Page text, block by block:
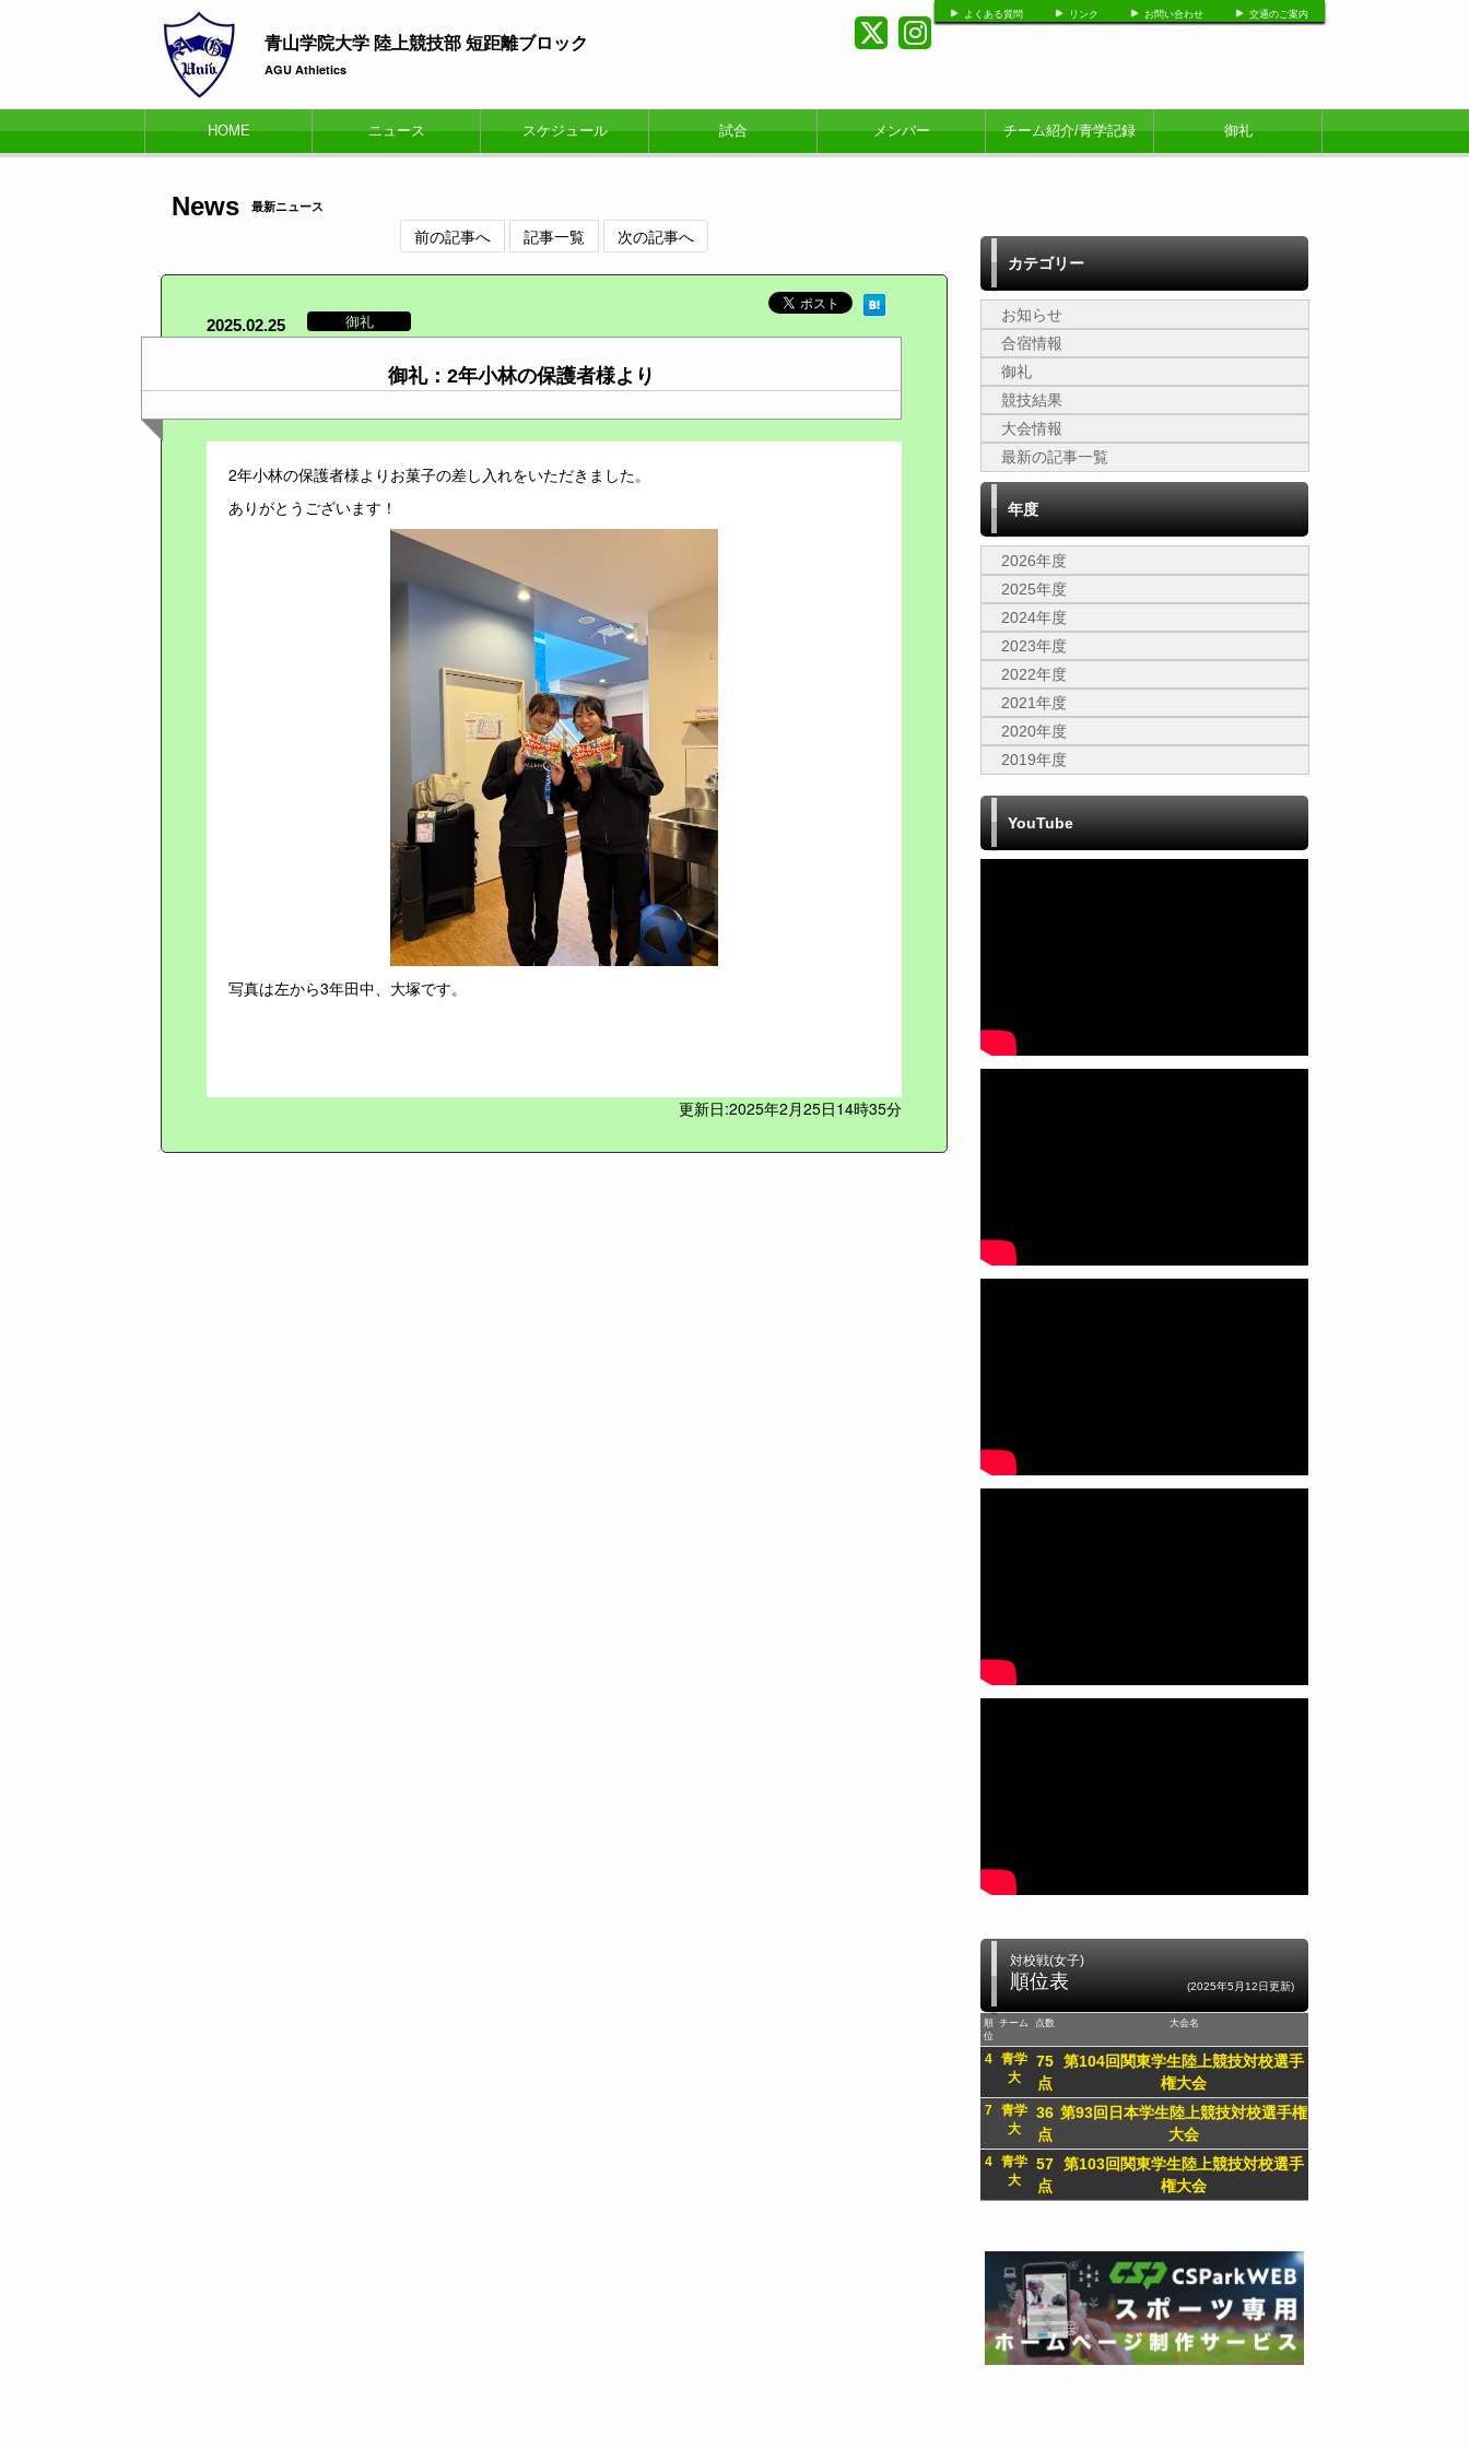
よくある質問 リンク お問い合わせ 交通のご案内
青山学院大学 陸上競技部 短距離ブロック
AGU Athletics
HOME ニュース スケジュール 試合 メンバー チーム紹介/青学記録 御礼
News 最新ニュース
前の記事へ 記事一覧 次の記事へ
2025.02.25 御礼
御礼：2年小林の保護者様より
2年小林の保護者様よりお菓子の差し入れをいただきました。
ありがとうございます！
写真は左から3年田中、大塚です。
更新日:2025年2月25日14時35分
カテゴリー
お知らせ
合宿情報
御礼
競技結果
大会情報
最新の記事一覧
年度
2026年度
2025年度
2024年度
2023年度
2022年度
2021年度
2020年度
2019年度
YouTube
対校戦(女子)
順位表 (2025年5月12日更新)
順
位
チーム 点数 大会名
4 青学
大
75
点
第104回関東学生陸上競技対校選手
権大会
7 青学
大
36
点
第93回日本学生陸上競技対校選手権
大会
4 青学
大
57
点
第103回関東学生陸上競技対校選手
権大会